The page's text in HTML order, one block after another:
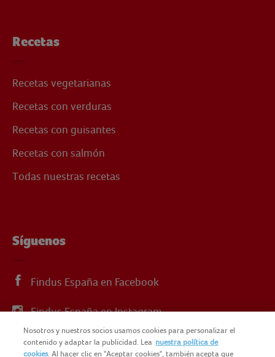
Recetas
Recetas vegetarianas
Recetas con verduras
Recetas con guisantes
Recetas con salmón
Todas nuestras recetas
Síguenos
Findus España en Facebook
Findus España en Instagram
Findus España en X
Nosotros y nuestros socios usamos cookies para personalizar el
contenido y adaptar la publicidad. Lea nuestra política de
cookies. Al hacer clic en "Aceptar cookies", también acepta que